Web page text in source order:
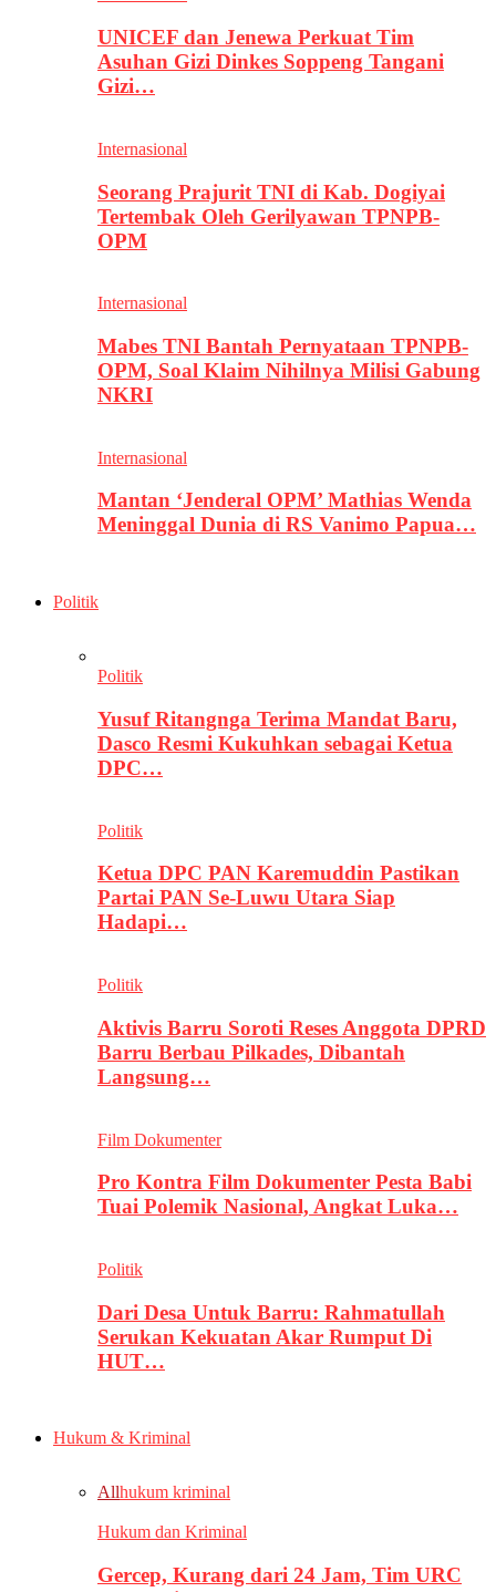
UNICEF dan Jenewa Perkuat Tim
Asuhan Gizi Dinkes Soppeng Tangani
Gizi…
Internasional
Seorang Prajurit TNI di Kab. Dogiyai
Tertembak Oleh Gerilyawan TPNPB-
OPM
Internasional
Mabes TNI Bantah Pernyataan TPNPB-
OPM, Soal Klaim Nihilnya Milisi Gabung
NKRI
Internasional
Mantan ‘Jenderal OPM’ Mathias Wenda
Meninggal Dunia di RS Vanimo Papua…
Politik
Politik
Yusuf Ritangnga Terima Mandat Baru,
Dasco Resmi Kukuhkan sebagai Ketua
DPC…
Politik
Ketua DPC PAN Karemuddin Pastikan
Partai PAN Se-Luwu Utara Siap
Hadapi…
Politik
Aktivis Barru Soroti Reses Anggota DPRD
Barru Berbau Pilkades, Dibantah
Langsung…
Film Dokumenter
Pro Kontra Film Dokumenter Pesta Babi
Tuai Polemik Nasional, Angkat Luka…
Politik
Dari Desa Untuk Barru: Rahmatullah
Serukan Kekuatan Akar Rumput Di
HUT…
Hukum & Kriminal
Allhukum kriminal
Hukum dan Kriminal
Gercep, Kurang dari 24 Jam, Tim URC